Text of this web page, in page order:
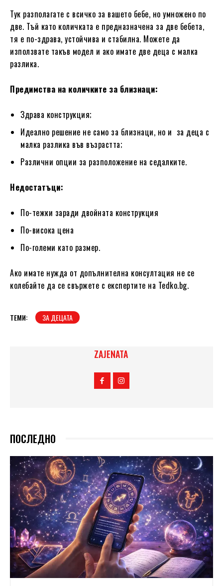
Тук разполагате с всичко за вашето бебе, но умножено по
две. Тъй като количката е предназначена за две бебета,
тя е по-здрава, устойчива и стабилна. Можете да
използвате такъв модел и ако имате две деца с малка
разлика.
Предимства на количките за близнаци:
Здрава конструкция;
Идеално решение не само за близнаци, но и за деца с
малка разлика във възрастта;
Различни опции за разположение на седалките.
Недостатъци:
По-тежки заради двойната конструкция
По-висока цена
По-големи като размер.
Ако имате нужда от допълнителна консултация не се
колебайте да се свържете с експертите на Tedko.bg.
ТЕМИ: ЗА ДЕЦАТА
ZAJENATA
ПОСЛЕДНО